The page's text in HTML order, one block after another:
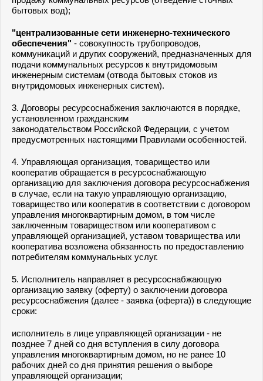
бытовых вод);
"централизованные сети инженерно-технического
обеспечения" - совокупность трубопроводов,
коммуникаций и других сооружений, предназначенных для
подачи коммунальных ресурсов к внутридомовым
инженерным системам (отвода бытовых стоков из
внутридомовых инженерных систем).
3. Договоры ресурсоснабжения заключаются в порядке,
установленном гражданским
законодательством Российской Федерации, с учетом
предусмотренных настоящими Правилами особенностей.
4. Управляющая организация, товарищество или
кооператив обращается в ресурсоснабжающую
организацию для заключения договора ресурсоснабжения
в случае, если на такую управляющую организацию,
товарищество или кооператив в соответствии с договором
управления многоквартирным домом, в том числе
заключенным товариществом или кооперативом с
управляющей организацией, уставом товарищества или
кооператива возложена обязанность по предоставлению
потребителям коммунальных услуг.
5. Исполнитель направляет в ресурсоснабжающую
организацию заявку (оферту) о заключении договора
ресурсоснабжения (далее - заявка (оферта)) в следующие
сроки:
исполнитель в лице управляющей организации - не
позднее 7 дней со дня вступления в силу договора
управления многоквартирным домом, но не ранее 10
рабочих дней со дня принятия решения о выборе
управляющей организации;